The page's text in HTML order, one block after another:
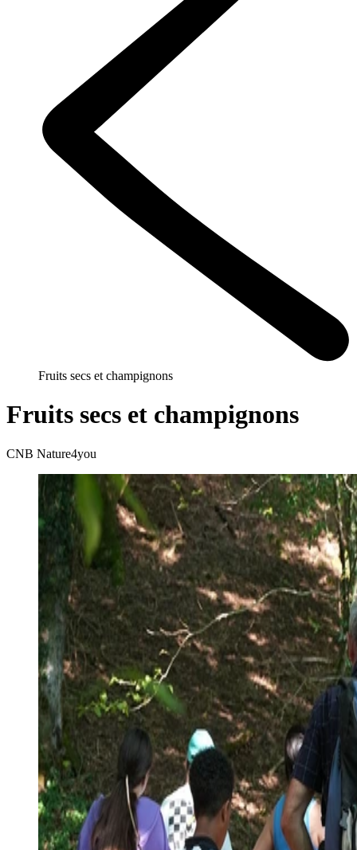
Fruits secs et champignons
Fruits secs et champignons
CNB Nature4you